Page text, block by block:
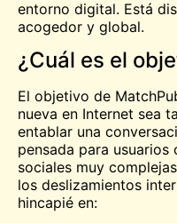
entorno digital. Está
acogedor y global.
¿Cuál es el
El objetivo de
nueva en Internet sea
entablar una
pensada para
sociales muy
los deslizamientos
hincapié en: